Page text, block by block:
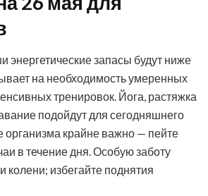
энергетические запасы будут ниже
на необходимость умеренных
тренировок. Йога, растяжка
подойдут для сегодняшнего
организма крайне важно — пейте
в течение дня. Особую заботу
колени; избегайте поднятия